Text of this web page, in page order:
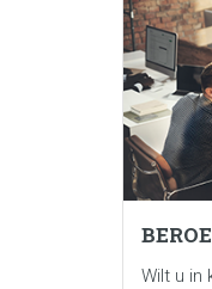
Wilt u in